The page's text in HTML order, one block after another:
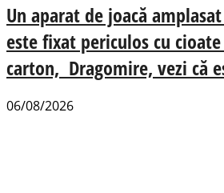
Un aparat de joacă
este fixat periculos cu
carton, Dragomire, vezi că
06/08/2026